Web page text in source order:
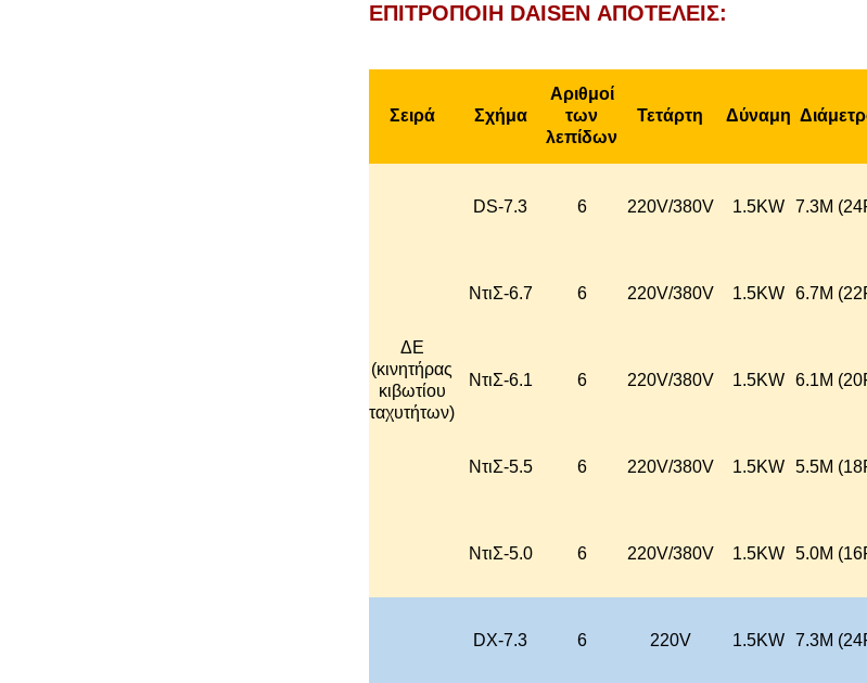
ΕΠΙΤΡΟΠΟΙΗ DAISEN ΑΠΟΤΕΛΕΙΣ:
Σειρά Σχήμα
Αριθμοί
των
λεπίδων
Τετάρτη Δύναμη
ΔΕ
(κινητήρας
κιβωτίου
ταχυτήτων)
DS-7.3 6 220V/380V 1.5KW 7.3M
ΝτιΣ-6.7 6 220V/380V 1.5KW 6.7M
ΝτιΣ-6.1 6 220V/380V 1.5KW 6.1M
ΝτιΣ-5.5 6 220V/380V 1.5KW 5.5M
ΝτιΣ-5.0 6 220V/380V 1.5KW 5.0M
DX-7.3 6 220V 1.5KW 7.3M